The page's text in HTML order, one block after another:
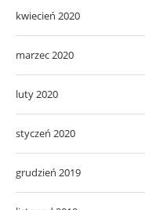
kwiecień 2020
marzec 2020
luty 2020
styczeń 2020
grudzień 2019